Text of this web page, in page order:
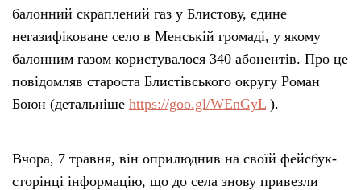
балонний скраплений газ у Блистову, єдине
негазифіковане село в Менській громаді, у якому
балонним газом користувалося 340 абонентів. Про це
повідомляв староста Блистівського округу Роман
Боюн (детальніше https://goo.gl/WEnGyL ).
Вчора, 7 травня, він оприлюднив на своїй фейсбук-
сторінці інформацію, що до села знову привезли